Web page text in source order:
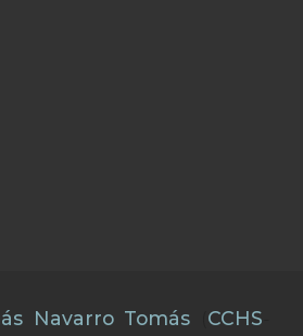
Navarro Tomás CCHS